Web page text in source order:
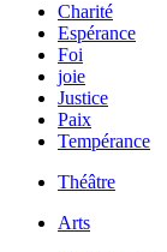
Charité
Espérance
Foi
joie
Justice
Paix
Tempérance
Théâtre
Arts